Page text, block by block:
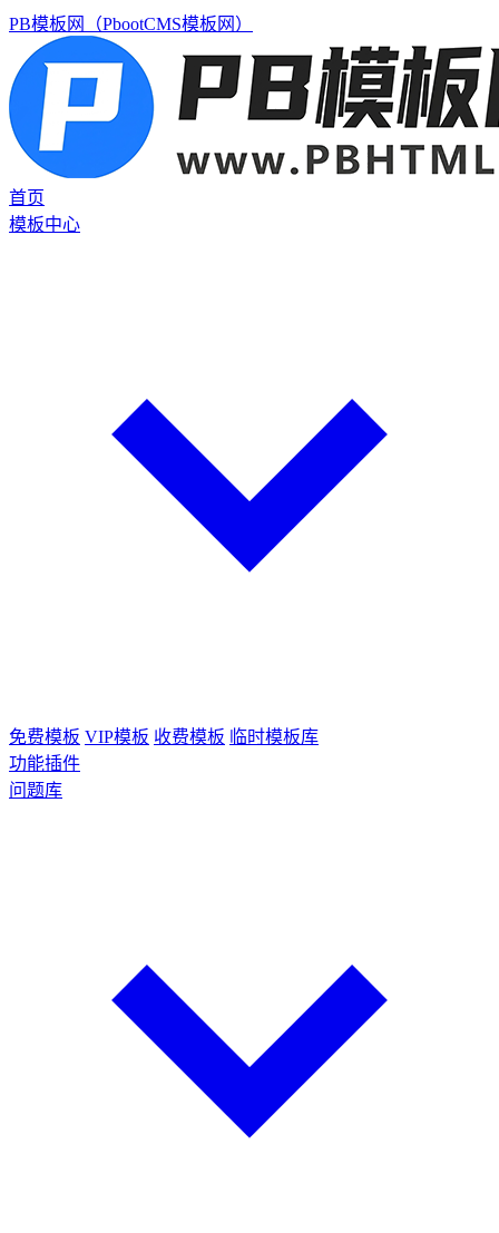
PB模板网（PbootCMS模板网）
首页
模板中心
免费模板 VIP模板 收费模板 临时模板库
功能插件
问题库